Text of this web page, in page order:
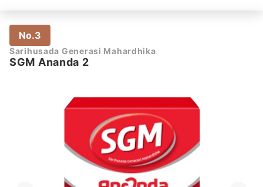
No.3
Sarihusada Generasi Mahardhika
SGM Ananda 2